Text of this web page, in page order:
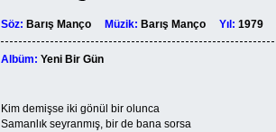
Söz: Barış Manço Müzik: Barış Manço Yıl: 1979
Albüm: Yeni Bir Gün
Kim demişse iki gönül bir olunca
Samanlık seyranmış, bir de bana sorsa